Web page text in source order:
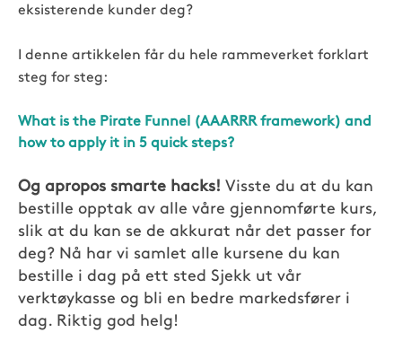
eksisterende kunder deg?
I denne artikkelen får du hele rammeverket forklart
steg for steg:
What is the Pirate Funnel (AAARRR framework) and
how to apply it in 5 quick steps?
Og apropos smarte hacks! Visste du at du kan
bestille opptak av alle våre gjennomførte kurs,
slik at du kan se de akkurat når det passer for
deg? Nå har vi samlet alle kursene du kan
bestille i dag på ett sted Sjekk ut vår
verktøykasse og bli en bedre markedsfører i
dag. Riktig god helg!